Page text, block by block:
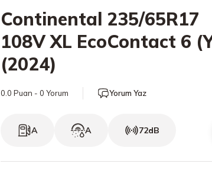
Continental 235/65R17
108V XL EcoContact 6
(2024)
0.0 Puan - 0 Yorum Yorum Yaz
A A 72dB